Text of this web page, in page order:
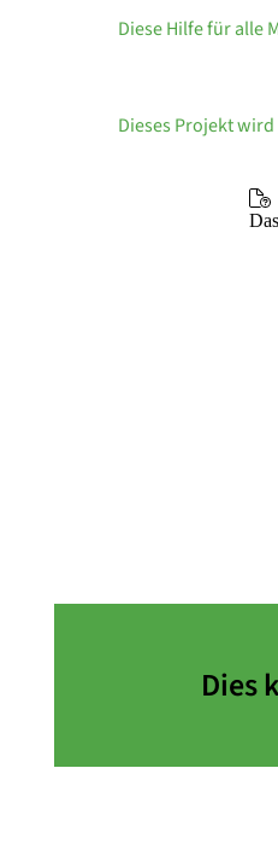
Diese Hilfe für alle
Dieses Projekt
Dies